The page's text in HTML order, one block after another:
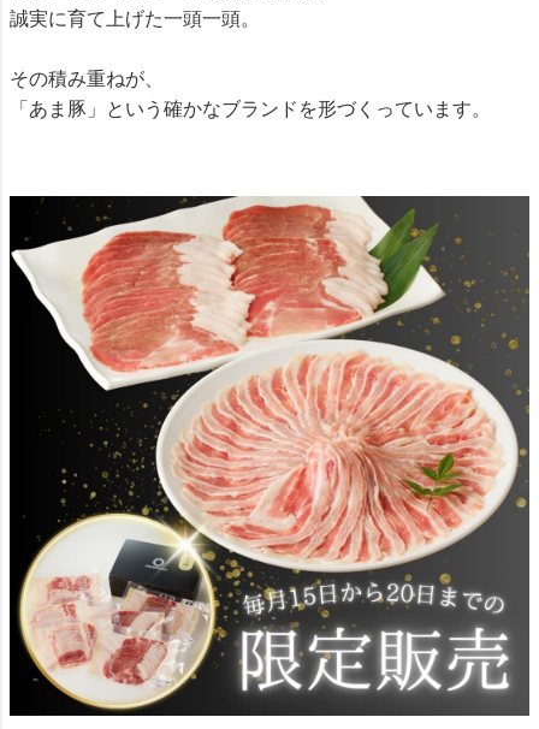
誠実に育て上げた一頭一頭。
その積み重ねが、
「あま豚」という確かなブランドを形づくっています。